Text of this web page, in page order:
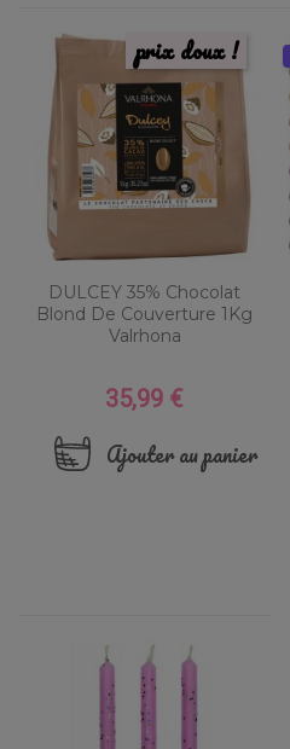
DULCEY 35% Chocolat
Blond De Couverture 1Kg
Valrhona
Prix
35,99 €
Ajouter au panier
prix doux !